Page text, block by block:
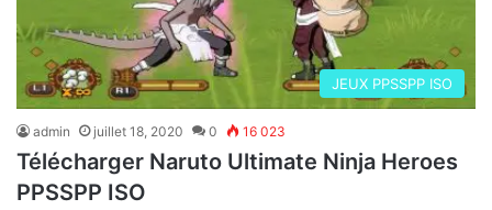
JEUX PPSSPP ISO
admin juillet 18, 2020 0 16 023
Télécharger Naruto Ultimate Ninja Heroes
PPSSPP ISO